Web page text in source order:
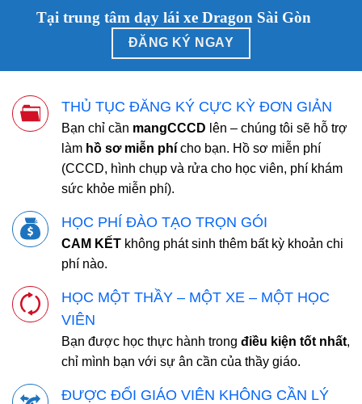
Tại trung tâm dạy lái xe Dragon Sài Gòn
ĐĂNG KÝ NGAY
THỦ TỤC ĐĂNG KÝ CỰC KỲ ĐƠN GIẢN
Bạn chỉ cần mangCCCD lên – chúng tôi sẽ hỗ trợ
làm hồ sơ miễn phí cho bạn. Hồ sơ miễn phí
(CCCD, hình chụp và rửa cho học viên, phí khám
sức khỏe miễn phí).
HỌC PHÍ ĐÀO TẠO TRỌN GÓI
CAM KẾT không phát sinh thêm bất kỳ khoản chi
phí nào.
HỌC MỘT THẦY – MỘT XE – MỘT HỌC
VIÊN
Bạn được học thực hành trong điều kiện tốt nhất,
chỉ mình bạn với sự ân cần của thầy giáo.
ĐƯỢC ĐỔI GIÁO VIÊN KHÔNG CẦN LÝ